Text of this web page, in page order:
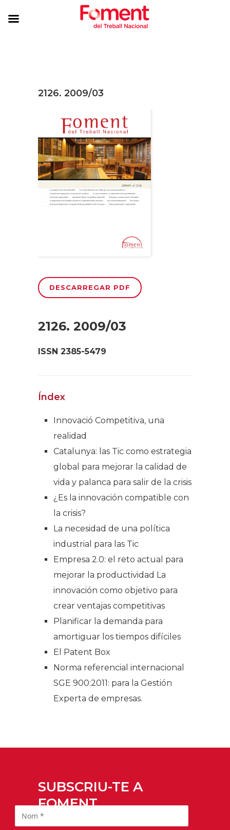
2126. 2009/03
DESCARREGAR PDF
2126. 2009/03
ISSN 2385-5479
Índex
Innovació Competitiva, una
realidad
Catalunya: las Tic como estrategia
global para mejorar la calidad de
vida y palanca para salir de la crisis
¿Es la innovación compatible con
la crisis?
La necesidad de una política
industrial para las Tic
Empresa 2.0: el reto actual para
mejorar la productividad La
innovación como objetivo para
crear ventajas competitivas
Planificar la demanda para
amortiguar los tiempos difíciles
El Patent Box
Norma referencial internacional
SGE 900:2011: para la Gestión
Experta de empresas.
SUBSCRIU-TE A
FOMENT